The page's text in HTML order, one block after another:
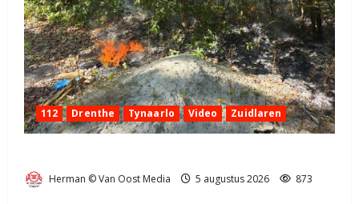
112 Drenthe Tynaarlo Video Zuidlaren
Herman © Van Oost Media 5 augustus 2026 873